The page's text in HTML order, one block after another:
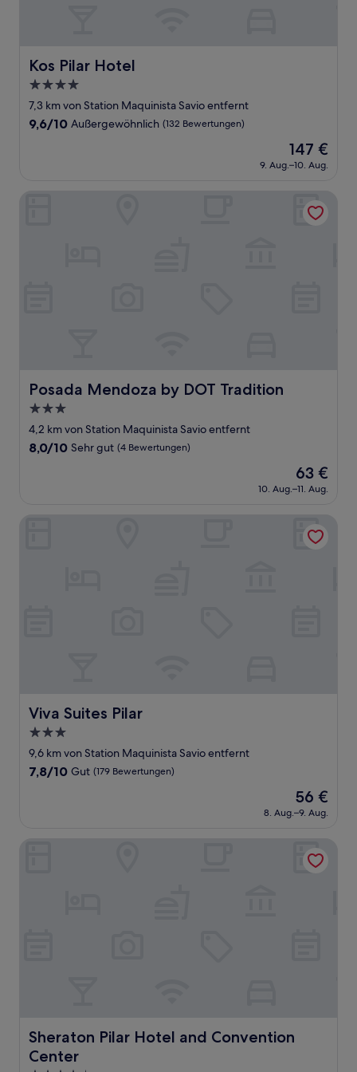
Kos Pilar Hotel
Kos Pilar Hotel
4.0-
Sterne-
Unterkunft
7,3 km von Station Maquinista Savio entfernt
9.6
Bewertungen)
9,6/10 Außergewöhnlich (132 Bewertungen)
Der
Preis
beträgt
147 €
9. Aug.–10. Aug.
Posada Mendoza by DOT Tradition
Posada Mendoza by DOT Tradition
3.0-
Sterne-
Unterkunft
4,2 km von Station Maquinista Savio entfernt
8.0
(4
8,0/10 Sehr gut (4 Bewertungen)
Der
Preis
beträgt
63 €
10. Aug.–11. Aug.
Viva Suites Pilar
Viva Suites Pilar
3.0-
Sterne-
Unterkunft
9,6 km von Station Maquinista Savio entfernt
7.8
Bewertungen)
7,8/10 Gut (179 Bewertungen)
Der
Preis
beträgt
56 €
8. Aug.–9. Aug.
Sheraton Pilar Hotel and Convention
Center
Sheraton Pilar Hotel and Convention Center